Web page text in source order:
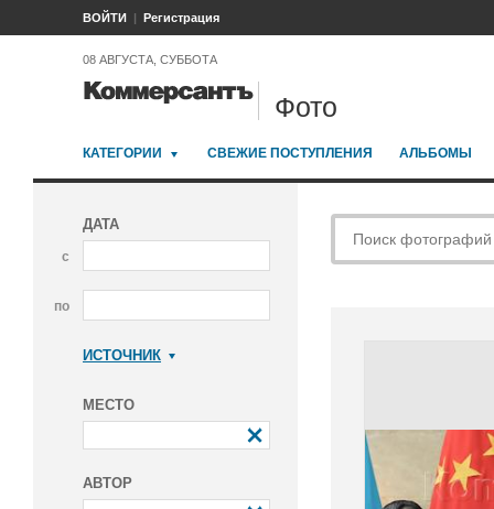
ВОЙТИ Регистрация
08 АВГУСТА, СУББОТА
Фото
КАТЕГОРИИ СВЕЖИЕ ПОСТУПЛЕНИЯ АЛЬБОМЫ
ДАТА
с
по
ИСТОЧНИК
МЕСТО
АВТОР